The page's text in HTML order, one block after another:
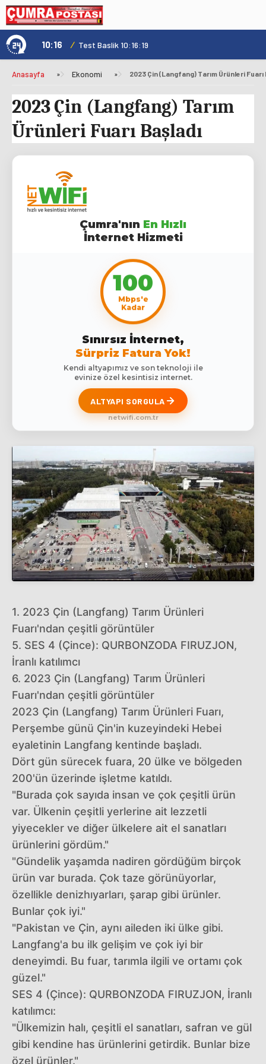
10:16 / Test Baslik 10:16:19
Anasayfa » Ekonomi » 2023 Çin (Langfang) Tarım Ürünleri Fuarı
2023 Çin (Langfang) Tarım
Ürünleri Fuarı Başladı
Çumra'nın En Hızlı
İnternet Hizmeti
100
Mbps'e
Kadar
Sınırsız İnternet,
Sürpriz Fatura Yok!
Kendi altyapımız ve son teknoloji ile
evinize özel kesintisiz internet.
ALTYAPI SORGULA
netwifi.com.tr
1. 2023 Çin (Langfang) Tarım Ürünleri
Fuarı'ndan çeşitli görüntüler
5. SES 4 (Çince): QURBONZODA FIRUZJON,
İranlı katılımcı
6. 2023 Çin (Langfang) Tarım Ürünleri
Fuarı'ndan çeşitli görüntüler
2023 Çin (Langfang) Tarım Ürünleri Fuarı,
Perşembe günü Çin'in kuzeyindeki Hebei
eyaletinin Langfang kentinde başladı.
Dört gün sürecek fuara, 20 ülke ve bölgeden
200'ün üzerinde işletme katıldı.
"Burada çok sayıda insan ve çok çeşitli ürün
var. Ülkenin çeşitli yerlerine ait lezzetli
yiyecekler ve diğer ülkelere ait el sanatları
ürünlerini gördüm."
"Gündelik yaşamda nadiren gördüğüm birçok
ürün var burada. Çok taze görünüyorlar,
özellikle denizhıyarları, şarap gibi ürünler.
Bunlar çok iyi."
"Pakistan ve Çin, aynı aileden iki ülke gibi.
Langfang'a bu ilk gelişim ve çok iyi bir
deneyimdi. Bu fuar, tarımla ilgili ve ortamı çok
güzel."
SES 4 (Çince): QURBONZODA FIRUZJON, İranlı
katılımcı:
"Ülkemizin halı, çeşitli el sanatları, safran ve gül
gibi kendine has ürünlerini getirdik. Bunlar bize
özel ürünler."